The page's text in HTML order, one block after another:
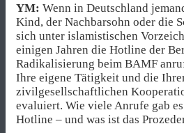
YM: Wenn in Deutschland
Kind, der Nachbarsohn oder die
sich unter islamistischen
einigen Jahren die Hotline der
Radikalisierung beim BAMF
Ihre eigene Tätigkeit und die
zivilgesellschaftlichen
evaluiert. Wie viele Anrufe gab
Hotline – und was ist das